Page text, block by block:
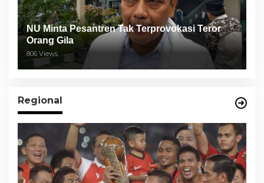
NU Minta Pesantren Tak Terprovokasi Teror
Orang Gila
806 Views
Regional